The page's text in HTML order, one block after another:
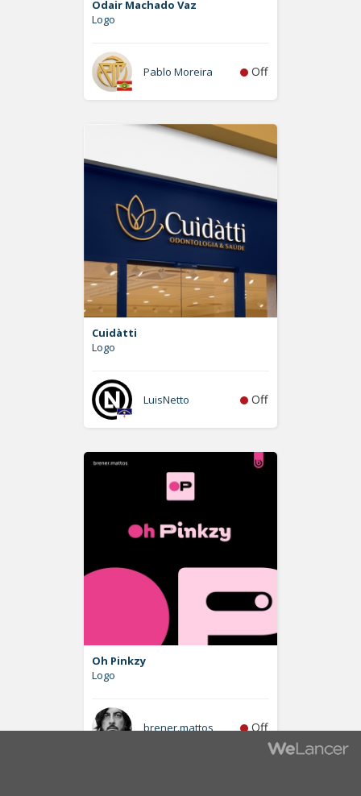
Odair Machado Vaz
Logo
Pablo Moreira Off
Cuidàtti
Logo
LuisNetto Off
Oh Pinkzy
Logo
brener.mattos Off